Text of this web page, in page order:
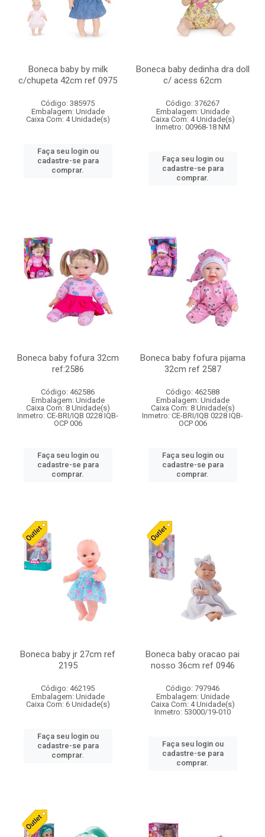
Boneca baby by milk
c/chupeta 42cm ref 0975
Código: 385975
Embalagem: Unidade
Caixa Com: 4 Unidade(s)
Faça seu login ou
cadastre-se para
comprar.
Boneca baby dedinha dra doll
c/ acess 62cm
Código: 376267
Embalagem: Unidade
Caixa Com: 4 Unidade(s)
Inmetro: 00968-18 NM
Faça seu login ou
cadastre-se para
comprar.
Boneca baby fofura 32cm
ref:2586
Código: 462586
Embalagem: Unidade
Caixa Com: 8 Unidade(s)
Inmetro: CE-BRI/IQB 0228 IQB-
OCP 006
Faça seu login ou
cadastre-se para
comprar.
Boneca baby fofura pijama
32cm ref 2587
Código: 462588
Embalagem: Unidade
Caixa Com: 8 Unidade(s)
Inmetro: CE-BRI/IQB 0228 IQB-
OCP 006
Faça seu login ou
cadastre-se para
comprar.
Boneca baby jr 27cm ref
2195
Código: 462195
Embalagem: Unidade
Caixa Com: 6 Unidade(s)
Faça seu login ou
cadastre-se para
comprar.
Boneca baby oracao pai
nosso 36cm ref 0946
Código: 797946
Embalagem: Unidade
Caixa Com: 4 Unidade(s)
Inmetro: 53000/19-010
Faça seu login ou
cadastre-se para
comprar.